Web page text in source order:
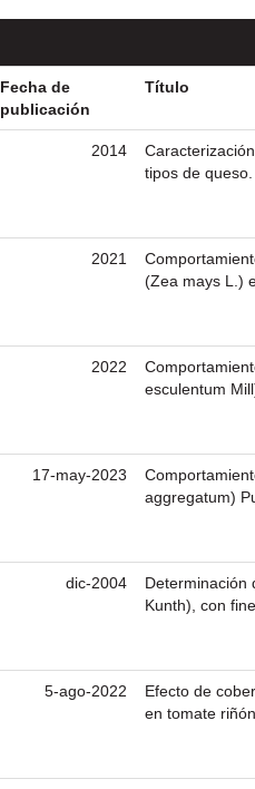
Fecha de
publicación
Título
2014
tipos de queso.
2021
(Zea mays L.)
2022
esculentum
17-may-2023
aggregatum)
dic-2004
Determinación
Kunth), con
5-ago-2022
Efecto de
en tomate